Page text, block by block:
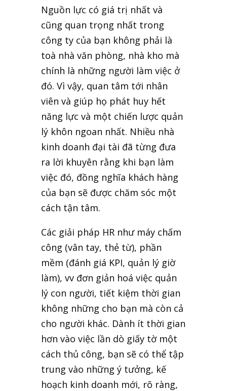
Nguồn lực có giá trị nhất và
cũng quan trọng nhất trong
công ty của bạn không phải là
toà nhà văn phòng, nhà kho mà
chính là những người làm việc ở
đó. Vì vậy, quan tâm tới nhân
viên và giúp họ phát huy hết
năng lực và một chiến lược quản
lý khôn ngoan nhất. Nhiều nhà
kinh doanh đại tài đã từng đưa
ra lời khuyên rằng khi bạn làm
việc đó, đồng nghĩa khách hàng
của bạn sẽ được chăm sóc một
cách tận tâm.
Các giải pháp HR như máy chấm
công (vân tay, thẻ từ), phần
mềm (đánh giá KPI, quản lý giờ
làm), vv đơn giản hoá việc quản
lý con người, tiết kiệm thời gian
không những cho bạn mà còn cả
cho người khác. Dành ít thời gian
hơn vào việc lần dò giấy tờ một
cách thủ công, bạn sẽ có thể tập
trung vào những ý tưởng, kế
hoạch kinh doanh mới, rõ ràng,